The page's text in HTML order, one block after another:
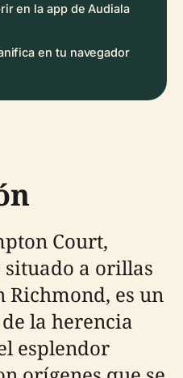
en la app de Audiala
en tu navegador
Court,
a orillas
Richmond, es un
la herencia
esplendor